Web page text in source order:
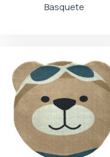
Basquete